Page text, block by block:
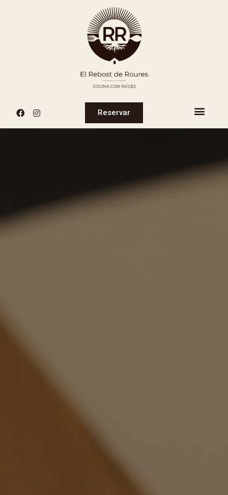
Reservar